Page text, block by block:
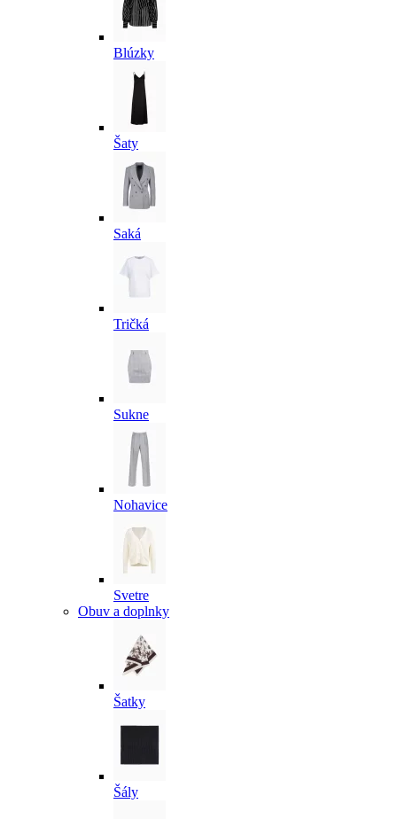
Blúzky
Šaty
Saká
Tričká
Sukne
Nohavice
Svetre
Obuv a doplnky
Šatky
Šály